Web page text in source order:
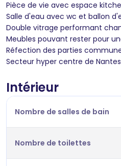
Pièce de vie avec espace
Salle d'eau avec wc et ballon
Double vitrage performant
Meubles pouvant rester pour
Réfection des parties
Secteur hyper centre de
Intérieur
Nombre de salles de bain
Nombre de toilettes